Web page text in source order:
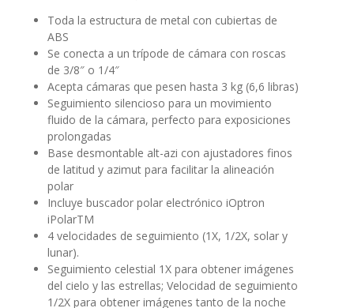
Toda la estructura de metal con cubiertas de
ABS
Se conecta a un trípode de cámara con roscas
de 3/8″ o 1/4″
Acepta cámaras que pesen hasta 3 kg (6,6 libras)
Seguimiento silencioso para un movimiento
fluido de la cámara, perfecto para exposiciones
prolongadas
Base desmontable alt-azi con ajustadores finos
de latitud y azimut para facilitar la alineación
polar
Incluye buscador polar electrónico iOptron
iPolarTM
4 velocidades de seguimiento (1X, 1/2X, solar y
lunar).
Seguimiento celestial 1X para obtener imágenes
del cielo y las estrellas; Velocidad de seguimiento
1/2X para obtener imágenes tanto de la noche